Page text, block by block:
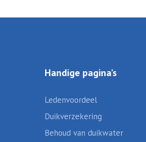
Handige pagina’s
Ledenvoordeel
Duikverzekering
Behoud van duikwater